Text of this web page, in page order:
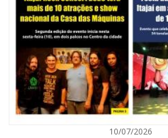
06/08/2026 | 10:14
Defesa Civil de SC monitora formação de
entenda como o fenômeno se forma e quais
ITAJAÍ
10/07/2026